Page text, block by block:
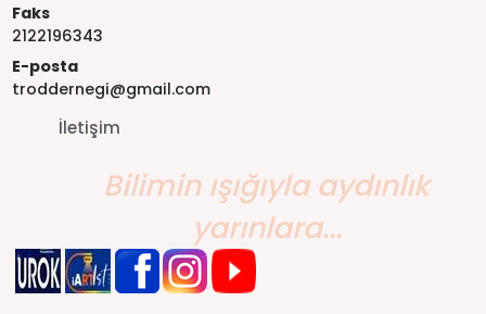
Faks
2122196343
E-posta
troddernegi@gmail.com
İletişim
Bilimin ışığıyla aydınlık
yarınlara...